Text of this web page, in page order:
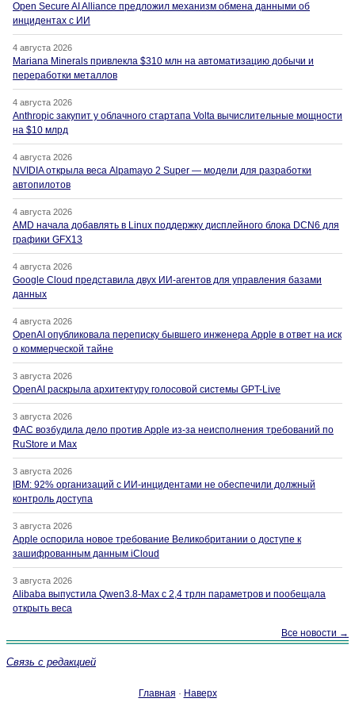
Open Secure AI Alliance предложил механизм обмена данными об
инцидентах с ИИ
4 августа 2026
Mariana Minerals привлекла $310 млн на автоматизацию добычи и
переработки металлов
4 августа 2026
Anthropic закупит у облачного стартапа Volta вычислительные мощности
на $10 млрд
4 августа 2026
NVIDIA открыла веса Alpamayo 2 Super — модели для разработки
автопилотов
4 августа 2026
AMD начала добавлять в Linux поддержку дисплейного блока DCN6 для
графики GFX13
4 августа 2026
Google Cloud представила двух ИИ-агентов для управления базами
данных
4 августа 2026
OpenAI опубликовала переписку бывшего инженера Apple в ответ на иск
о коммерческой тайне
3 августа 2026
OpenAI раскрыла архитектуру голосовой системы GPT-Live
3 августа 2026
ФАС возбудила дело против Apple из-за неисполнения требований по
RuStore и Max
3 августа 2026
IBM: 92% организаций с ИИ-инцидентами не обеспечили должный
контроль доступа
3 августа 2026
Apple оспорила новое требование Великобритании о доступе к
зашифрованным данным iCloud
3 августа 2026
Alibaba выпустила Qwen3.8-Max с 2,4 трлн параметров и пообещала
открыть веса
Все новости →
Связь с редакцией
Главная · Наверх